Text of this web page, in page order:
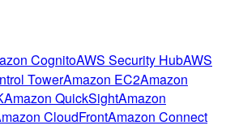
CognitoAWS Security HubAWS
TowerAmazon EC2Amazon
Amazon QuickSightAmazon
CloudFrontAmazon Connect